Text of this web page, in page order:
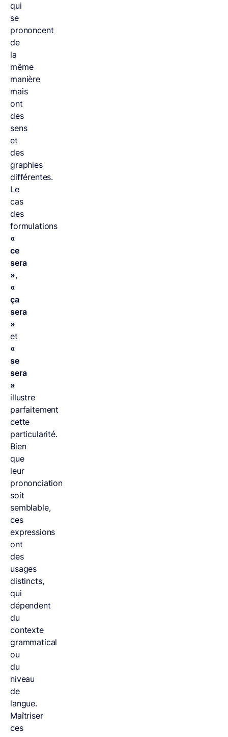
qui
se
prononcent
de
la
même
manière
mais
ont
des
sens
et
des
graphies
différentes.
Le
cas
des
formulations
«
ce
sera
»,
«
ça
sera
»
et
«
se
sera
»
illustre
parfaitement
cette
particularité.
Bien
que
leur
prononciation
soit
semblable,
ces
expressions
ont
des
usages
distincts,
qui
dépendent
du
contexte
grammatical
ou
du
niveau
de
langue.
Maîtriser
ces